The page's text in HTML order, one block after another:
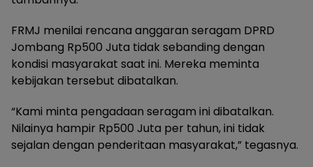
FRMJ menilai rencana anggaran seragam DPRD
Jombang Rp500 Juta tidak sebanding dengan
kondisi masyarakat saat ini. Mereka meminta
kebijakan tersebut dibatalkan.
“Kami minta pengadaan seragam ini dibatalkan.
Nilainya hampir Rp500 Juta per tahun, ini tidak
sejalan dengan penderitaan masyarakat,” tegasnya.